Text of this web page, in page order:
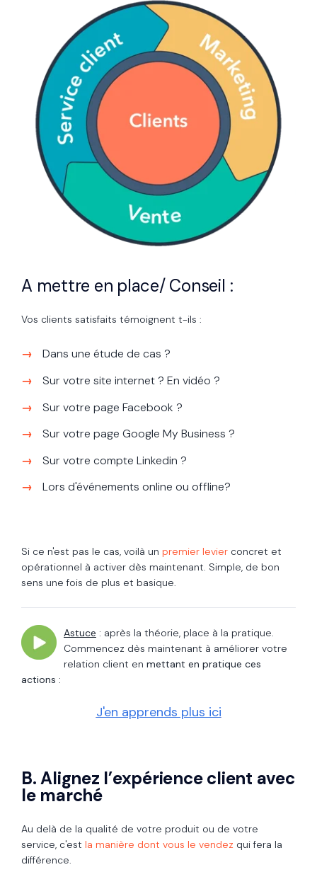
A mettre en place/ Conseil :
Vos clients satisfaits témoignent t-ils :
Dans une étude de cas ?
Sur votre site internet ? En vidéo ?
Sur votre page Facebook ?
Sur votre page Google My Business ?
Sur votre compte Linkedin ?
Lors d'événements online ou offline?
Si ce n'est pas le cas, voilà un premier levier concret et
opérationnel à activer dès maintenant. Simple, de bon
sens une fois de plus et basique.
Astuce : après la théorie, place à la pratique.
Commencez dès maintenant à améliorer votre
relation client en mettant en pratique ces
actions :
J'en apprends plus ici
B. Alignez l’expérience client avec
le marché
Au delà de la qualité de votre produit ou de votre
service, c'est la manière dont vous le vendez qui fera la
différence.